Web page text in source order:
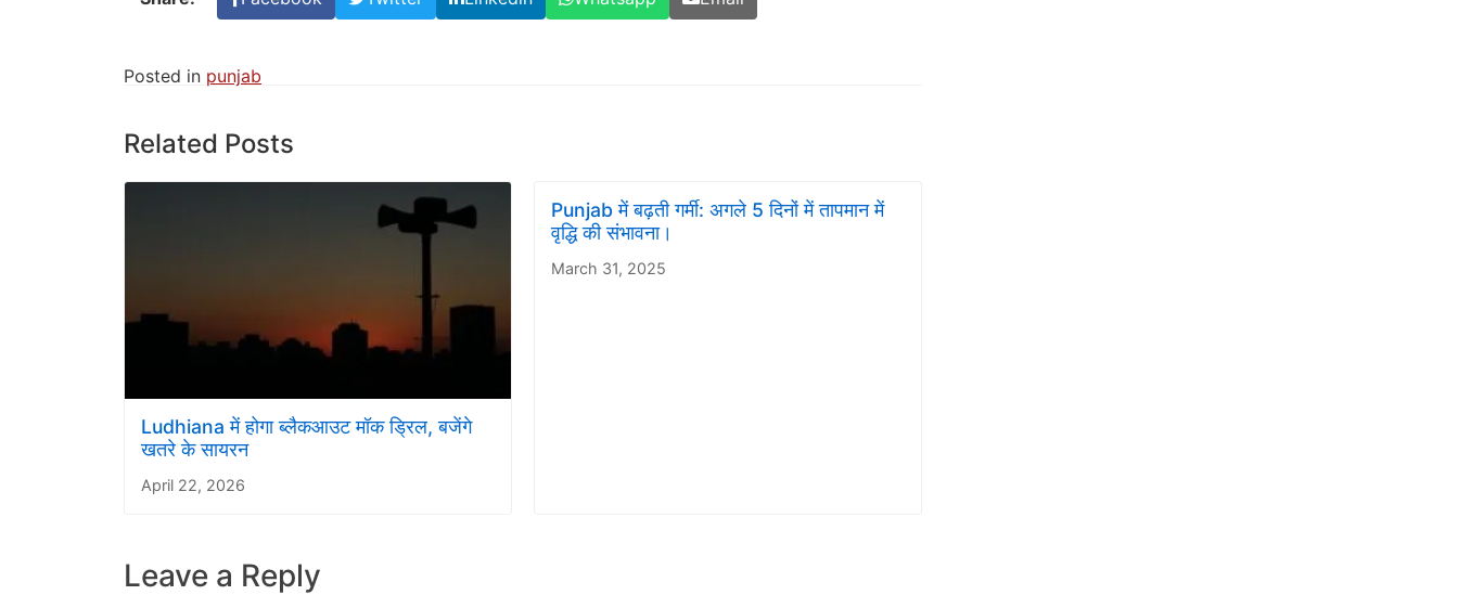
Posted in punjab
Related Posts
Ludhiana में होगा ब्लैकआउट मॉक ड्रिल, बजेंगे
खतरे के सायरन
April 22, 2026
Punjab में बढ़ती गर्मी: अगले 5 दिनों में तापमान में
वृद्धि की संभावना।
March 31, 2025
Leave a Reply